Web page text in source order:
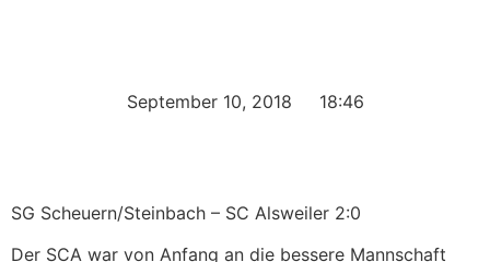
September 10, 2018 18:46
SG Scheuern/Steinbach – SC Alsweiler 2:0
Der SCA war von Anfang an die bessere Mannschaft